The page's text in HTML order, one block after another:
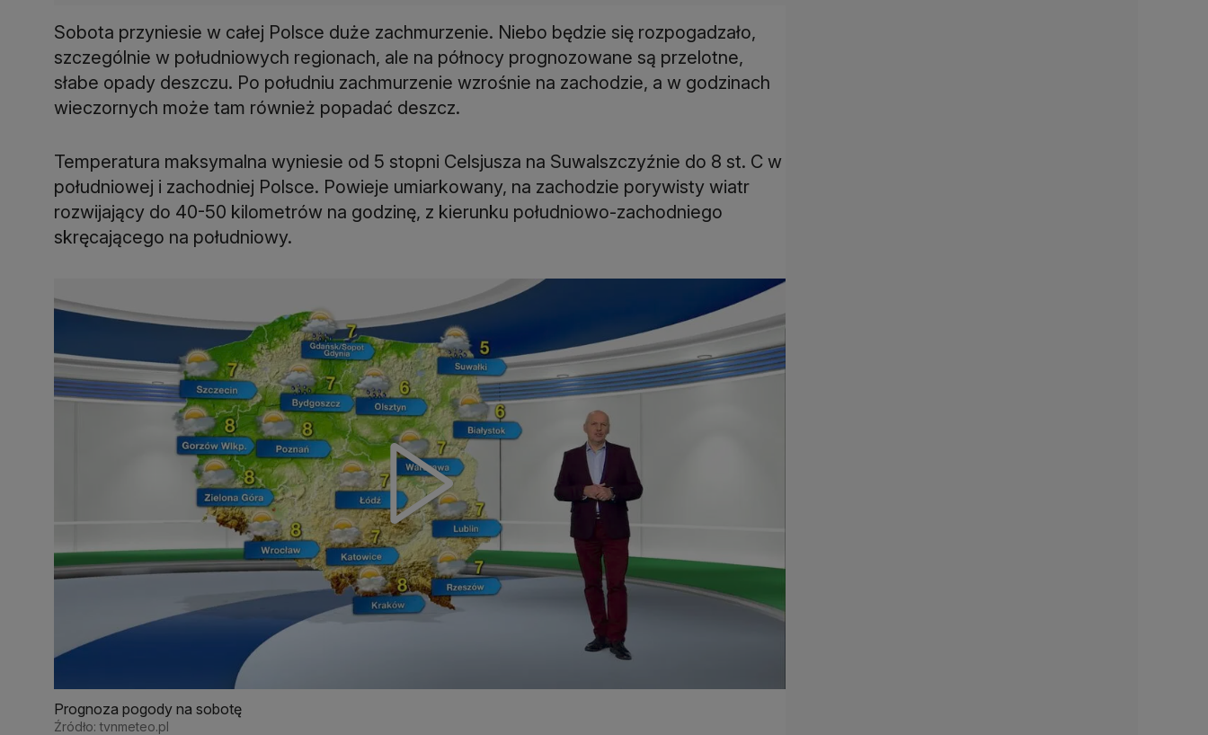
Sobota przyniesie w całej Polsce duże zachmurzenie. Niebo będzie się rozpogadzało,
szczególnie w południowych regionach, ale na północy prognozowane są przelotne,
słabe opady deszczu. Po południu zachmurzenie wzrośnie na zachodzie, a w godzinach
wieczornych może tam również popadać deszcz.
Temperatura maksymalna wyniesie od 5 stopni Celsjusza na Suwalszczyźnie do 8 st. C w
południowej i zachodniej Polsce. Powieje umiarkowany, na zachodzie porywisty wiatr
rozwijający do 40-50 kilometrów na godzinę, z kierunku południowo-zachodniego
skręcającego na południowy.
Prognoza pogody na sobotę
Źródło: tvnmeteo.pl